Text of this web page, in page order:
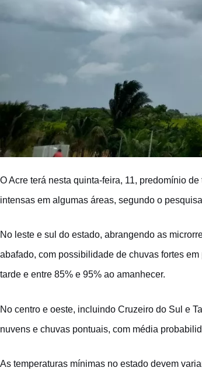
O Acre terá nesta quinta-feira, 11, predomínio
intensas em algumas áreas, segundo o
No leste e sul do estado, abrangendo as
abafado, com possibilidade de chuvas fortes
tarde e entre 85% e 95% ao amanhecer.
No centro e oeste, incluindo Cruzeiro do Sul e
nuvens e chuvas pontuais, com média
As temperaturas mínimas no estado devem